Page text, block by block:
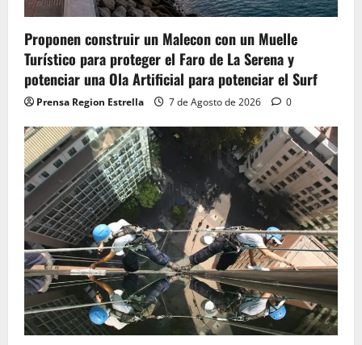
Proponen construir un Malecon con un Muelle
Turístico para proteger el Faro de La Serena y
potenciar una Ola Artificial para potenciar el Surf
Prensa Region Estrella 7 de Agosto de 2026 0